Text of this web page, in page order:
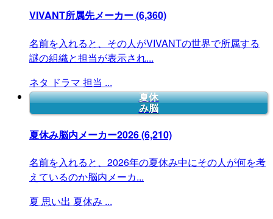
VIVANT所属先メーカー(6,360)
名前を入れると、その人がVIVANTの世界で所属する
謎の組織と担当が表示され...
ネタ ドラマ 担当 ...
夏休
み脳
夏休み脳内メーカー2026(6,210)
名前を入れると、2026年の夏休み中にその人が何を考
えているのか脳内メーカ...
夏 思い出 夏休み ...